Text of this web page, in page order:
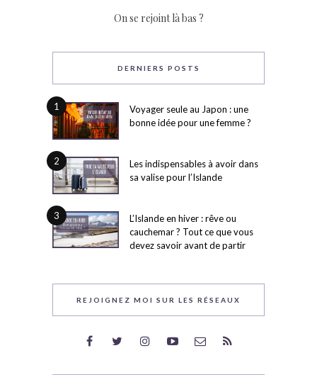
On se rejoint là bas ?
DERNIERS POSTS
1
Voyager seule au Japon : une
bonne idée pour une femme ?
2
Les indispensables à avoir dans
sa valise pour l’Islande
3
L’Islande en hiver : rêve ou
cauchemar ? Tout ce que vous
devez savoir avant de partir
REJOIGNEZ MOI SUR LES RÉSEAUX